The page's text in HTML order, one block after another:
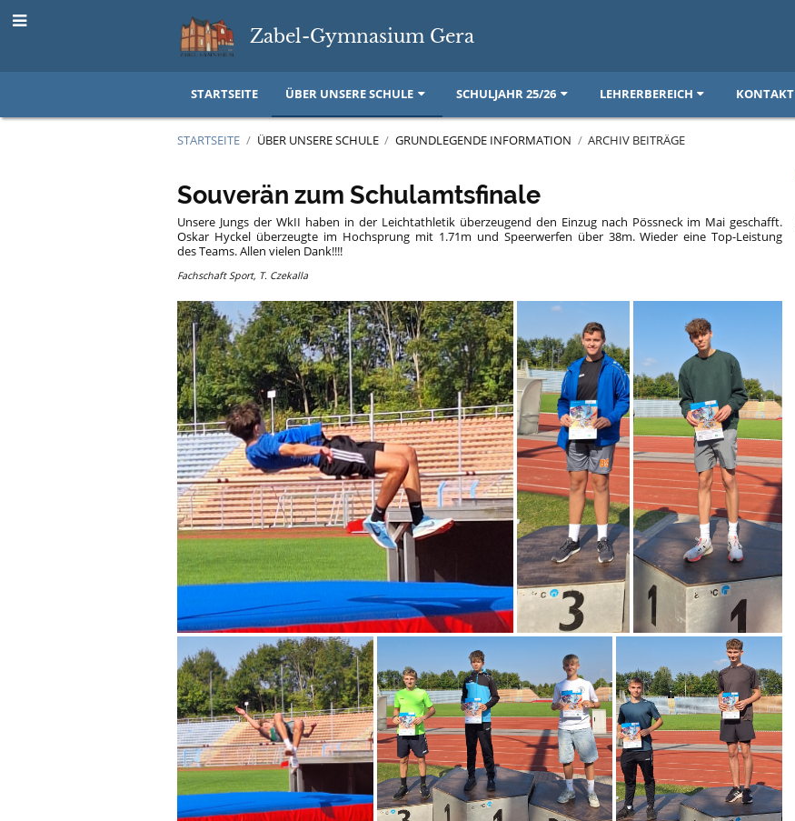
Zabel-Gymnasium Gera
STARTSEITE ÜBER UNSERE SCHULE SCHULJAHR 25/26 LEHRERBEREICH KONTAKT
STARTSEITE / ÜBER UNSERE SCHULE / GRUNDLEGENDE INFORMATION / ARCHIV BEITRÄGE
Archiv
Beiträge
Souverän zum Schulamtsfinale
Unsere Jungs der WkII haben in der Leichtathletik überzeugend den Einzug nach Pössneck im Mai geschafft.
Oskar Hyckel überzeugte im Hochsprung mit 1.71m und Speerwerfen über 38m. Wieder eine Top-Leistung
des Teams. Allen vielen Dank!!!!
Fachschaft Sport, T. Czekalla